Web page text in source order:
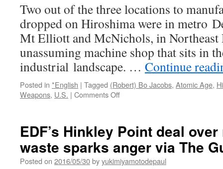
Two out of the three locations to
dropped on Hiroshima were in metro
Mt Elliott and McNichols, in Northeast
unassuming machine shop that sits in
industrial landscape. … Continue
Posted in *English | Tagged (Robert) Bo Jacobs, Atomic Age,
Weapons, U.S. | Comments Offon
of
Atomic
Bomb
“Little
EDF’s Hinkley Point deal
waste sparks anger via The
Posted on 2016/05/30byyukimiyamotodepaul